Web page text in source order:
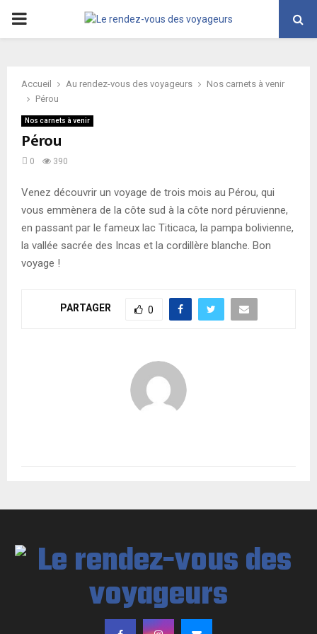
PRIMARY
Accueil Au rendez-vous des voyageurs
Nos carnets à venir
Pérou
Nos carnets à venir
Pérou
0 390
Venez découvrir un voyage de trois mois au Pérou, qui
vous emmènera de la côte sud à la côte nord péruvienne,
en passant par le fameux lac Titicaca, la pampa bolivienne,
la vallée sacrée des Incas et la cordillère blanche. Bon
voyage !
PARTAGER 0